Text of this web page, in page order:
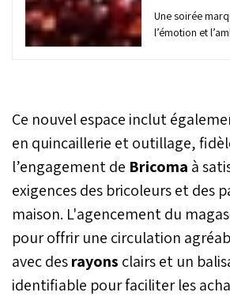
Une soirée
l’émotion et
bricolage au
une ambiance à
solennelle et
fierté,
Chahad,
Directeur
Bricoma
parole devant
composé
partenaires et
collaborateurs,
Ce nouvel espace inclut
en quincaillerie et outillage,
l’engagement de Bricoma à
exigences des bricoleurs et des
maison. L'agencement du
pour offrir une circulation
avec desrayons clairs et un
identifiable pour faciliter les